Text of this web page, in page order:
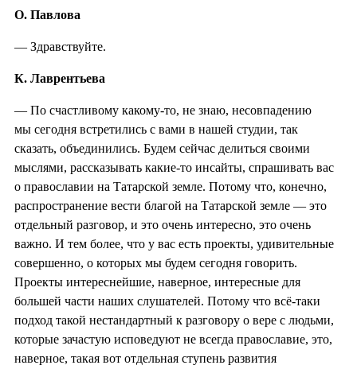
О. Павлова
— Здравствуйте.
К. Лаврентьева
— По счастливому какому-то, не знаю, несовпадению
мы сегодня встретились с вами в нашей студии, так
сказать, объединились. Будем сейчас делиться своими
мыслями, рассказывать какие-то инсайты, спрашивать вас
о православии на Татарской земле. Потому что, конечно,
распространение вести благой на Татарской земле — это
отдельный разговор, и это очень интересно, это очень
важно. И тем более, что у вас есть проекты, удивительные
совершенно, о которых мы будем сегодня говорить.
Проекты интереснейшие, наверное, интересные для
большей части наших слушателей. Потому что всё-таки
подход такой нестандартный к разговору о вере с людьми,
которые зачастую исповедуют не всегда православие, это,
наверное, такая вот отдельная ступень развития